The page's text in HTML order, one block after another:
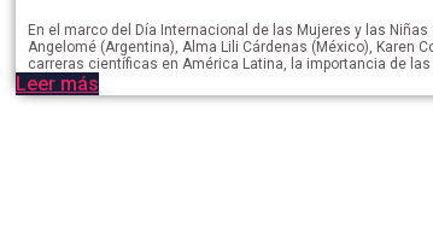
En el marco del Día Internacional de las Mujeres y las
Angelomé (Argentina), Alma Lili Cárdenas (México), Karen
carreras científicas en América Latina, la importancia de
Leer más